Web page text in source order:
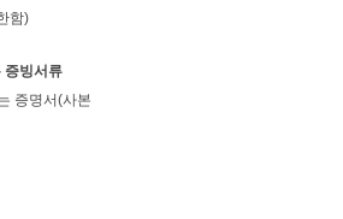
함)
증빙서류
증명서(사본